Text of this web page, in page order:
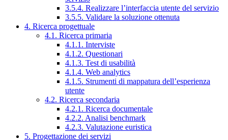
3.5.4. Realizzare l’interfaccia utente del servizio
3.5.5. Validare la soluzione ottenuta
4. Ricerca progettuale
4.1. Ricerca primaria
4.1.1. Interviste
4.1.2. Questionari
4.1.3. Test di usabilità
4.1.4. Web analytics
4.1.5. Strumenti di mappatura dell’esperienza
utente
4.2. Ricerca secondaria
4.2.1. Ricerca documentale
4.2.2. Analisi benchmark
4.2.3. Valutazione euristica
5. Progettazione dei servizi